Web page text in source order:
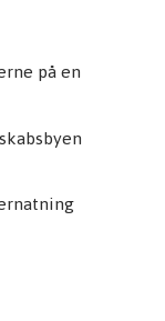
på en